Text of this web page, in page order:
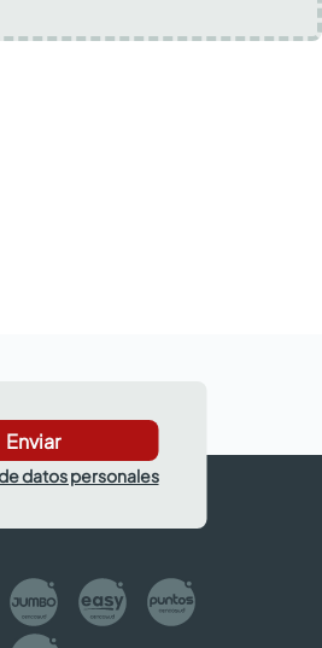
Enviar
datos personales